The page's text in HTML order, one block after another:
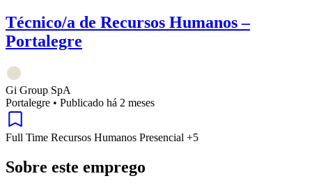
Técnico/a de Recursos Humanos –
Portalegre
Gi Group SpA
Portalegre • Publicado há 2 meses
Full Time Recursos Humanos Presencial +5
Sobre este emprego